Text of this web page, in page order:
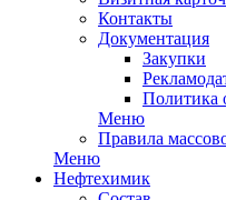
Контакты
Документация
Закупки
Политика
Меню
Правила
Меню
Нефтехимик